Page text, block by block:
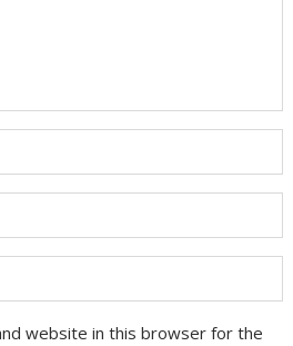
website in this browser for the